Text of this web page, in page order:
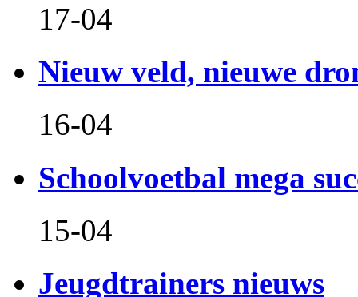
17-04
Nieuw veld, nieuwe
16-04
Schoolvoetbal mega
15-04
Jeugdtrainers nieuws